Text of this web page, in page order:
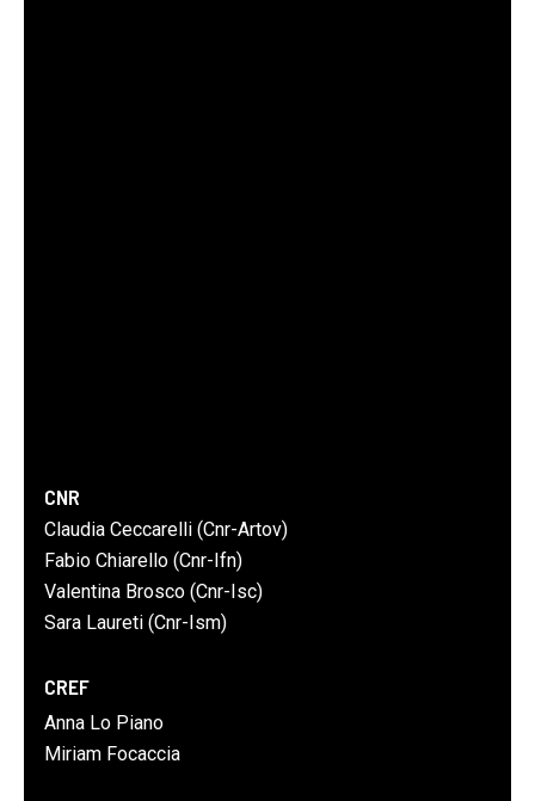
CNR
Claudia Ceccarelli (Cnr-Artov)
Fabio Chiarello (Cnr-Ifn)
Valentina Brosco (Cnr-Isc)
Sara Laureti (Cnr-Ism)
CREF
Anna Lo Piano
Miriam Focaccia